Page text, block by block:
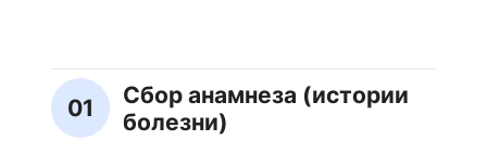
01
Сбор анамнеза (истории
болезни)